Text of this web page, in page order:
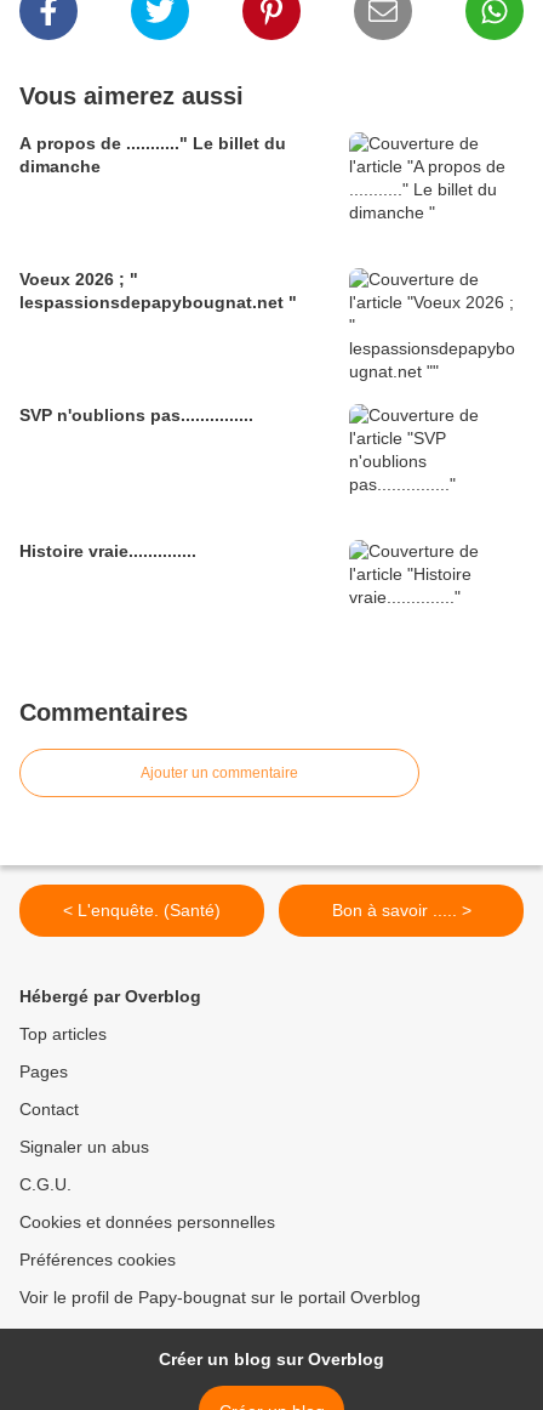
Vous aimerez aussi
A propos de ..........." Le billet du
dimanche
Voeux 2026 ; "
lespassionsdepapybougnat.net "
SVP n'oublions pas...............
Histoire vraie..............
Commentaires
Ajouter un commentaire
< L'enquête. (Santé) Bon à savoir ..... >
Hébergé par Overblog
Top articles
Pages
Contact
Signaler un abus
C.G.U.
Cookies et données personnelles
Préférences cookies
Voir le profil de Papy-bougnat sur le portail Overblog
Créer un blog sur Overblog